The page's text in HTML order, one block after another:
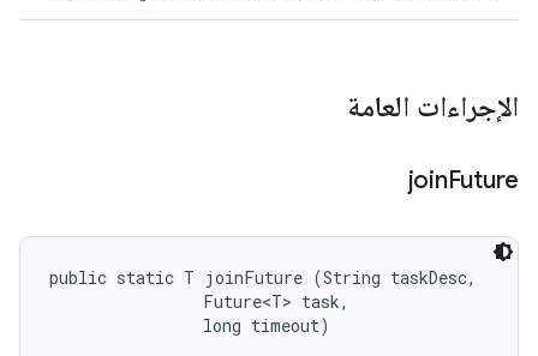
الإجراءات العامة
joinFuture
public static T joinFuture (String taskDesc,
                Future<T> task,
                long timeout)